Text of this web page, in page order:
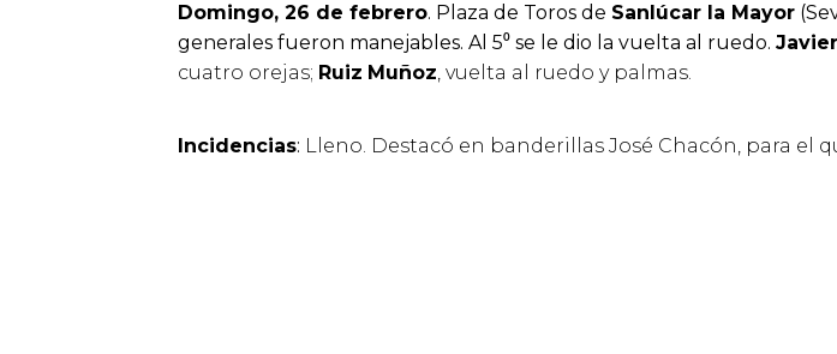
Domingo, 26 de febrero. Plaza de Toros de Sanlúcar la Mayor
generales fueron manejables. Al 5⁰ se le dio la vuelta al ruedo.
cuatro orejas; Ruiz Muñoz, vuelta al ruedo y palmas.
Incidencias: Lleno. Destacó en banderillas José Chacón, para el